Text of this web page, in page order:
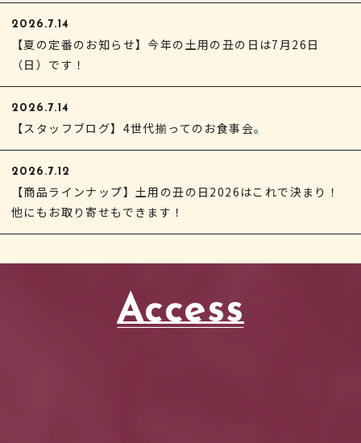
2026.7.14
【夏の定番のお知らせ】今年の土用の丑の日は7月26日
（日）です！
2026.7.14
【スタッフブログ】4世代揃ってのお食事会。
2026.7.12
【商品ラインナップ】土用の丑の日2026はこれで決まり！
他にもお取り寄せもできます！
Access